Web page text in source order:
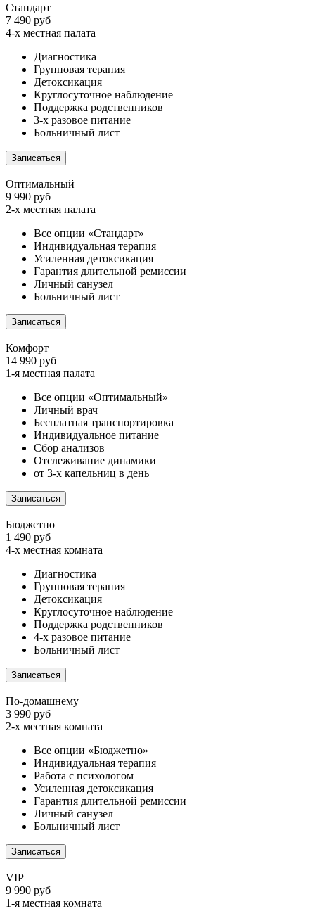
Стандарт
7 490 руб
4-х местная палата
Диагностика
Групповая терапия
Детоксикация
Круглосуточное наблюдение
Поддержка родственников
3-х разовое питание
Больничный лист
Записаться
Оптимальный
9 990 руб
2-х местная палата
Все опции «Стандарт»
Индивидуальная терапия
Усиленная детоксикация
Гарантия длительной ремиссии
Личный санузел
Больничный лист
Записаться
Комфорт
14 990 руб
1-я местная палата
Все опции «Оптимальный»
Личный врач
Бесплатная транспортировка
Индивидуальное питание
Сбор анализов
Отслеживание динамики
от 3-х капельниц в день
Записаться
Бюджетно
1 490 руб
4-х местная комната
Диагностика
Групповая терапия
Детоксикация
Круглосуточное наблюдение
Поддержка родственников
4-х разовое питание
Больничный лист
Записаться
По-домашнему
3 990 руб
2-х местная комната
Все опции «Бюджетно»
Индивидуальная терапия
Работа с психологом
Усиленная детоксикация
Гарантия длительной ремиссии
Личный санузел
Больничный лист
Записаться
VIP
9 990 руб
1-я местная комната